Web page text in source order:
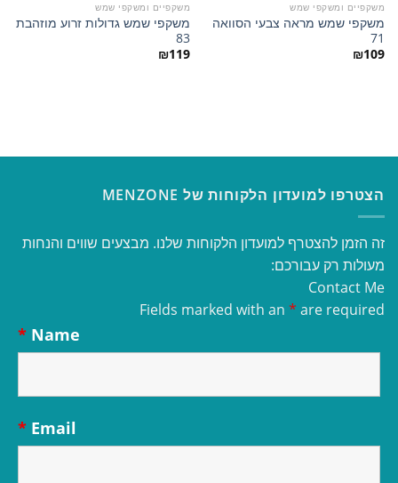
הוסף
משקפיים ומשקפי שמש
משקפי שמש מראה צבעי הסוואה
71
₪109
הוסף
משקפיים ומשקפי שמש
משקפי שמש גדולות זרוע מוזהבת
83
₪119
הצטרפו למועדון הלקוחות של MENZONE
זה הזמן להצטרף למועדון הלקוחות שלנו. מבצעים שווים והנחות
מעולות רק עבורכם:
Contact Me
Fields marked with an * are required
Name
*
Email
*